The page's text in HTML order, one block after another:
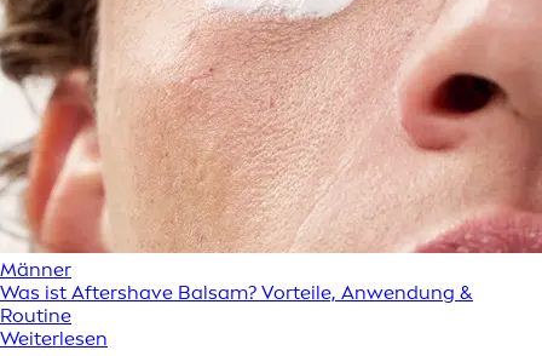
Männer
Was ist Aftershave Balsam? Vorteile, Anwendung &
Routine
Weiterlesen